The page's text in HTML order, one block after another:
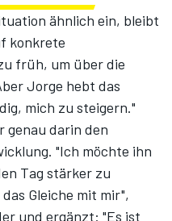
ähnlich ein, bleibt
konkrete
früh, um über die
Jorge hebt das
mich zu steigern."
genau darin den
"Ich möchte ihn
Tag stärker zu
Gleiche mit mir",
und ergänzt: "Es ist